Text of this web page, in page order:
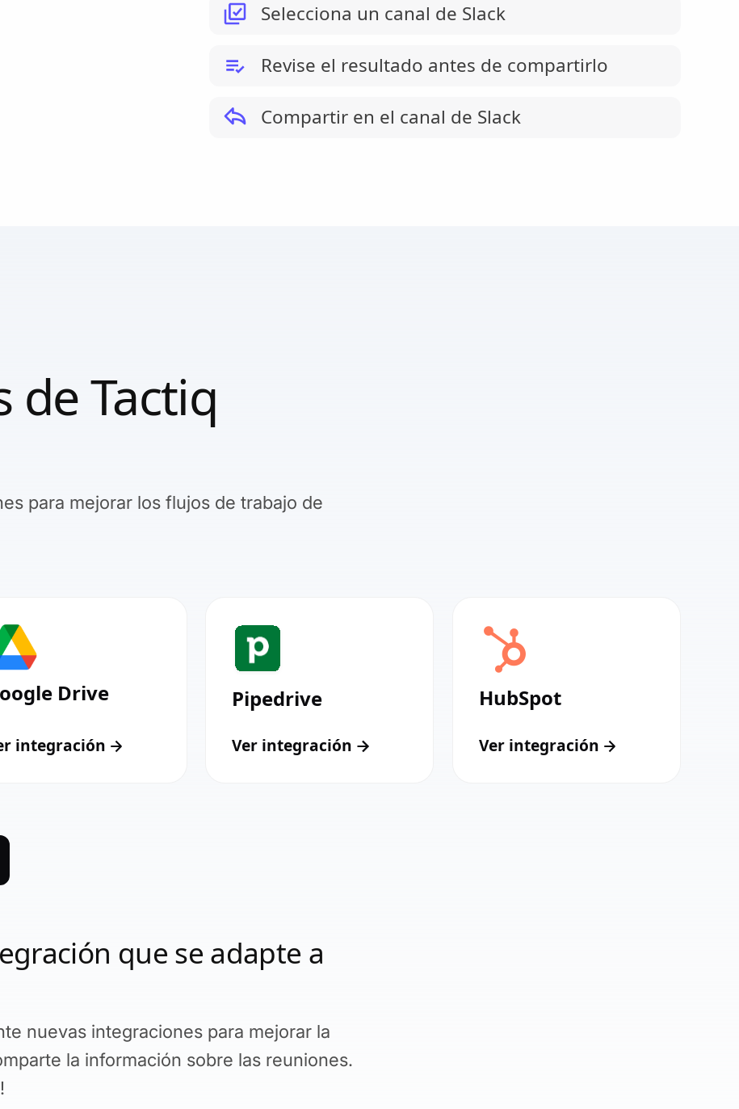
Selecciona un canal de Slack
Revise el resultado antes de compartirlo
Compartir en el canal de Slack
Tactiq
para mejorar los flujos de trabajo de
Drive
integración
Pipedrive
Ver integración
HubSpot
Ver integración
que se adapte a
nuevas integraciones para mejorar la
la información sobre las reuniones.